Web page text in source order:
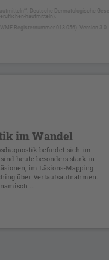
Deutsche Dermatologische
hautmitteln).
Registernummer 013-056). Version
im Wandel
befindet sich im
heute besonders stark in
im Läsions-Mapping
über Verlaufsaufnahmen.
...